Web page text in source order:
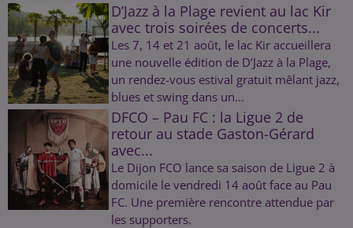
D’Jazz à la Plage revient au lac Kir
avec trois soirées de concerts...
Les 7, 14 et 21 août, le lac Kir accueillera
une nouvelle édition de D’Jazz à la Plage,
un rendez-vous estival gratuit mêlant jazz,
blues et swing dans un...
DFCO – Pau FC : la Ligue 2 de
retour au stade Gaston-Gérard
avec...
Le Dijon FCO lance sa saison de Ligue 2 à
domicile le vendredi 14 août face au Pau
FC. Une première rencontre attendue par
les supporters.